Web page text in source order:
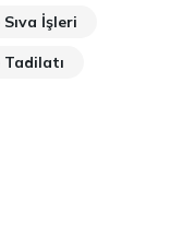
İşleri